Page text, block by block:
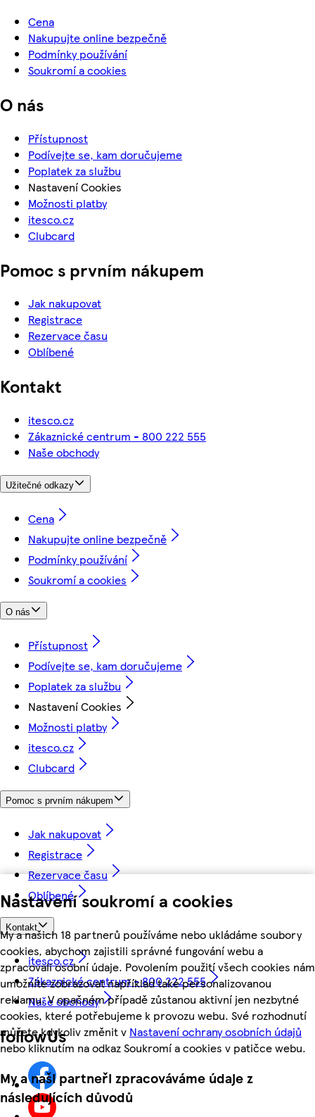
Nastavení soukromí a cookies
My a našich 18 partnerů používáme nebo ukládáme soubory
cookies, abychom zajistili správné fungování webu a
zpracovali osobní údaje. Povolením použití všech cookies nám
umožníte zobrazovat například také personalizovanou
reklamu. V opačném případě zůstanou aktivní jen nezbytné
cookies, které potřebujeme k provozu webu. Své rozhodnutí
můžete kdykoliv změnit v Nastavení ochrany osobních údajů
nebo kliknutím na odkaz Soukromí a cookies v patičce webu.
My a naši partneři zpracováváme údaje z
následujících důvodů
Cena
Nakupujte online bezpečně
Podmínky používání
Soukromí a cookies
O nás
Přístupnost
Podívejte se, kam doručujeme
Poplatek za službu
Nastavení Cookies
Možnosti platby
itesco.cz
Clubcard
Pomoc s prvním nákupem
Jak nakupovat
Registrace
Rezervace času
Oblíbené
Kontakt
itesco.cz
Zákaznické centrum - 800 222 555
Naše obchody
Užitečné odkazy
Cena
Nakupujte online bezpečně
Podmínky používání
Soukromí a cookies
O nás
Přístupnost
Podívejte se, kam doručujeme
Poplatek za službu
Nastavení Cookies
Možnosti platby
itesco.cz
Clubcard
Pomoc s prvním nákupem
Jak nakupovat
Registrace
Rezervace času
Oblíbené
Kontakt
itesco.cz
Zákaznické centrum - 800 222 555
Naše obchody
followUs